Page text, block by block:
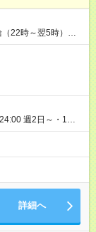
22時～翌5時）：
試用期間の実態は
一ヶ月とさせてい
同時給）
週2日～・1日
帯 9:00-14:00 〇午
帯 22:00-翌5:00 基
詳細へ